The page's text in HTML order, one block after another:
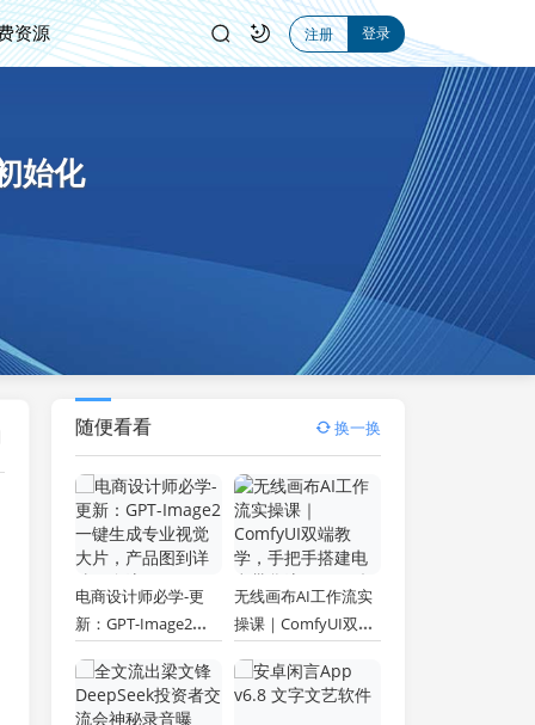
资源 注册 登录
始化
随便看看 换一换
电商设计师必学-更
新：GPT-Image2一
片，产品图到详情页
全流程
无线画布AI工作流实
操课｜ComfyUI双端
商带货流程，一键批
量产出图文短视频素